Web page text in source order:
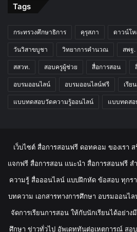
Tags
กระทรวงศึกษาธิการ คุรุสภา ดาวน์โห
วันวิสาขบูชา วิทยาการคำนวณ สพฐ.
สสวท. สอบครูผู้ช่วย สื่อการสอน
อบรมออนไลน์ อบรมออนไลน์ฟรี เรีย
แบบทดสอบวัดความรู้ออนไลน์ แบบทดสอ
เว็บไซต์ สื่อการสอนฟรี ดอทคอม ของเรา
แจกฟรี สื่อการสอน แนะนำ สื่อการสอนฟรี ส
ความรู้ สื่อออนไลน์ แบบฝึกหัด ข้อสอบ ทุกร
บทความ เอกสารทางการศึกษา อบรมออนไล
จัดการเรียนการสอน ให้กับนักเรียนได้อย่า
ศึกษา ข่าวทั่วไป อัพเดททันต่อเหตุการณ์ สอ